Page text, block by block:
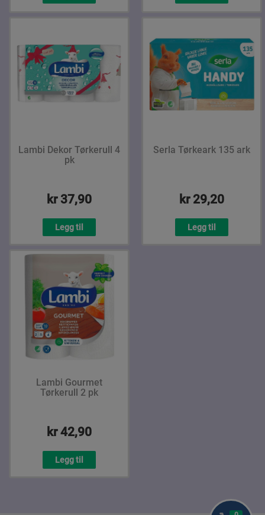
Lambi Dekor Tørkerull 4
pk
kr 37,90
Legg til
Serla Tørkeark 135 ark
kr 29,20
Legg til
Lambi Gourmet
Tørkerull 2 pk
kr 42,90
Legg til